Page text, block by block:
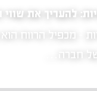
ציבורית: להבין
ציבורית - דוח